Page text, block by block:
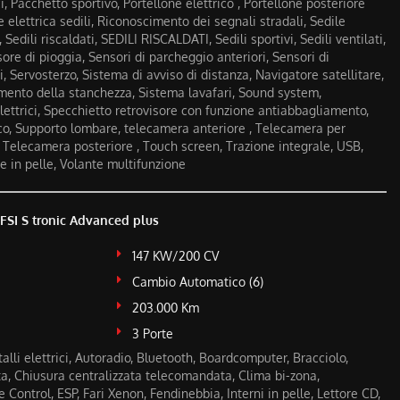
Pacchetto sportivo, Portellone elettrico , Portellone posteriore
elettrica sedili, Riconoscimento dei segnali stradali, Sedile
riscaldati, SEDILI RISCALDATI, Sedili sportivi, Sedili ventilati,
di pioggia, Sensori di parcheggio anteriori, Sensori di
Servosterzo, Sistema di avviso di distanza, Navigatore satellitare,
della stanchezza, Sistema lavafari, Sound system,
Specchietto retrovisore con funzione antiabbagliamento,
Supporto lombare, telecamera anteriore , Telecamera per
posteriore , Touch screen, Trazione integrale, USB,
in pelle, Volante multifunzione
S tronic Advanced plus
147 KW/200 CV
Cambio Automatico (6)
203.000 Km
3 Porte
elettrici, Autoradio, Bluetooth, Boardcomputer, Bracciolo,
Chiusura centralizzata telecomandata, Clima bi-zona,
Control, ESP, Fari Xenon, Fendinebbia, Interni in pelle, Lettore CD,